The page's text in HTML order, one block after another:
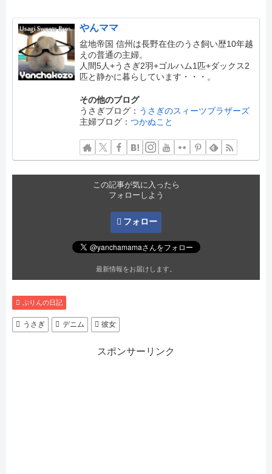
やんママ
盆地帝国 信州は長野在住のうさ飼い歴10年越
えの普通の主婦。
人間5人+うさぎ2羽+ゴルハム1匹+ダックス2
匹と静かに暮らしています・・・。
その他のブログ
うさぎブログ： うさぎのスィーツブラザーズ
主婦ブログ： つかぬこと
この記事が気に入ったら
フォローしよう
フォロー
最新情報をお届けします。
ぷりんの日記
うさぎ デニム 彼女
スポンサーリンク